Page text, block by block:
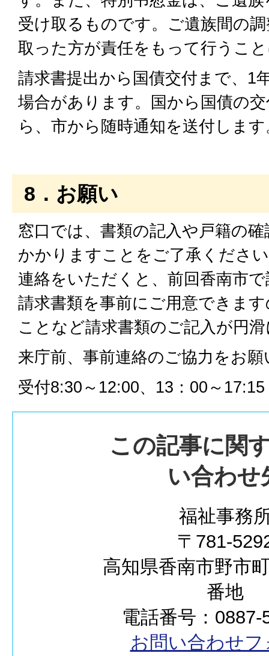
受け取るものです。ご遺族間の
取った方が責任をもって行うこ
請求書提出から国債交付まで、1
場合があります。国から国債の
ら、市から随時通知を送付します
8．お願い
窓口では、書類の記入や戸籍の
かかりますことをご了承くださ
連絡をいただくと、前回香南市
請求書類を事前にご用意できま
ことなど請求書類のご記入が円
来庁前、事前連絡のご協力をお
受付8:30～12:00、13：00～
この記事に関
い合わせ
福祉事務
〒781-
高知県香南市野市
番地
電話番号：0887-
お問い合わせフ